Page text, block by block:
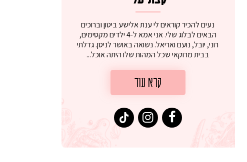
נעים להכיר קוראים לי ענת אלישע ביטון וברוכים
הבאים לבלוג שלי. אני אמא ל-4 ילדים מקסימים,
רוני, יובל, נועם ואריאל. נשואה באושר לניסן. גדלתי
בבית מרוקאי שכל המהות שלו היתה אוכל...
קרא עוד